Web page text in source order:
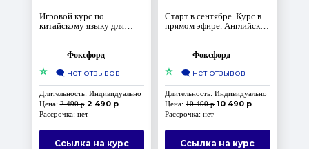
Игровой курс по
китайскому языку для
начинающих
Фоксфорд
⭐ 🗨️ нет отзывов
Длительность: Индивидуально
Цена:2 490 р 2 490 р
Рассрочка: нет
Ссылка на курс
Старт в сентябре. Курс в
прямом эфире. Английский
язык для начальной школы.
Фоксфорд
⭐ 🗨️ нет отзывов
Длительность: Индивидуально
Цена: 10 490 р 10 490 р
Рассрочка: нет
Ссылка на курс